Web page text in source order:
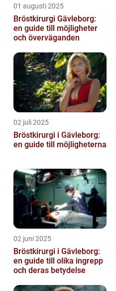
01 augusti 2025
Bröstkirurgi Gävleborg:
en guide till möjligheter
och överväganden
02 juli 2025
Bröstkirurgi i Gävleborg:
en guide till möjligheterna
02 juni 2025
Bröstkirurgi i Gävleborg:
en guide till olika ingrepp
och deras betydelse